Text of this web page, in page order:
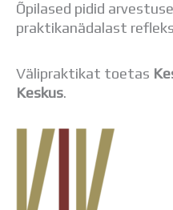
Õpilased pidid
praktikanädalast
Välipraktikat toetas
Keskus.